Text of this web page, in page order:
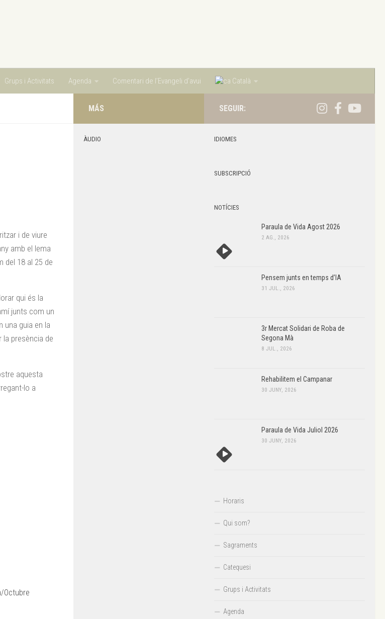
Grups i Activitats Agenda Comentari de l’Evangeli d’avui Català
i de viure
amb el lema
del 18 al 25 de
qui és la
junts com un
una guia en la
la presència de
aquesta
lo a
Octubre
SEGUIR:
IDIOMES
SUBSCRIPCIÓ
NOTÍCIES
Paraula de Vida Agost 2026
2 AG., 2026
Pensem junts en temps d’IA
31 JUL., 2026
3r Mercat Solidari de Roba de
Segona Mà
8 JUL., 2026
Rehabilitem el Campanar
30 JUNY, 2026
Paraula de Vida Juliol 2026
30 JUNY, 2026
Horaris
Qui som?
Sagraments
Catequesi
Grups i Activitats
Agenda
MÁS
ÀUDIO